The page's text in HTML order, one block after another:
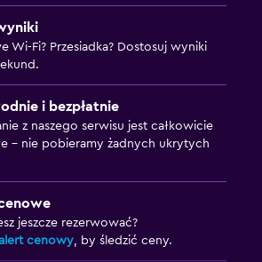
Wi-Fi? Przesiadka? Dostosuj wyniki
i bezpłatnie
z naszego serwisu jest całkowicie
– nie pobieramy żadnych ukrytych
jeszcze rezerwować?
cenowy , by śledzić ceny.